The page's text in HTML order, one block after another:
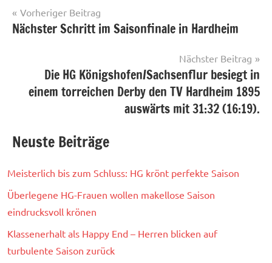
Damen
Beitrags-
Navigation
Vorheriger Beitrag
Nächster Schritt im Saisonfinale in Hardheim
Nächster Beitrag
Die HG Königshofen/Sachsenflur besiegt in
einem torreichen Derby den TV Hardheim 1895
auswärts mit 31:32 (16:19).
Neuste Beiträge
Meisterlich bis zum Schluss: HG krönt perfekte Saison
Überlegene HG-Frauen wollen makellose Saison
eindrucksvoll krönen
Klassenerhalt als Happy End – Herren blicken auf
turbulente Saison zurück